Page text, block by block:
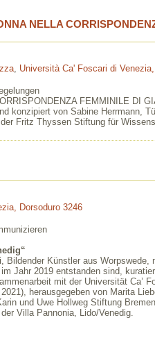
NELLA
, Università Ca' Foscari di
FEMMINILE DI
konzipiert von Sabine Herrmann,
Fritz Thyssen Stiftung für
Dorsoduro 3246
Künstler aus Worpswede,
Jahr 2019 entstanden sind,
mit der Universität Ca’
herausgegeben von Marita
und Uwe Hollweg Stiftung
Villa Pannonia, Lido/Venedig.